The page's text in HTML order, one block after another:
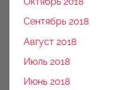
Сентябрь 2018
Август 2018
Июль 2018
Июнь 2018